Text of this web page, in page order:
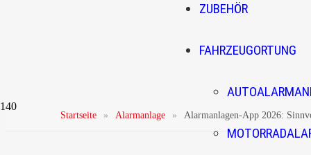
ZUBEHÖR
FAHRZEUGORTUNG
Startseite » Alarmanlage » Alarmanlagen-App 2026: